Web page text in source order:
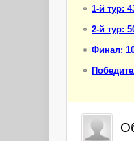
1-й тур:
2-й тур:
Финал: